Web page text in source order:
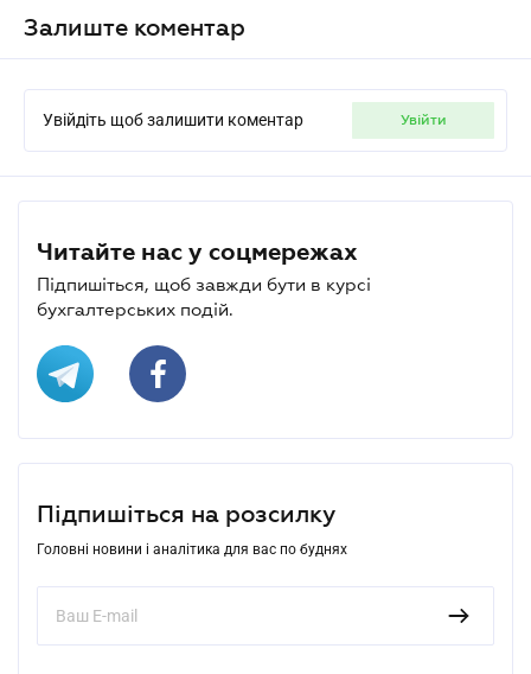
Залиште коментар
Увійдіть щоб залишити коментар увійти
Читайте нас у соцмережах
Підпишіться, щоб завжди бути в курсі
бухгалтерських подій.
Підпишіться на розсилку
Головні новини і аналітика для вас по буднях